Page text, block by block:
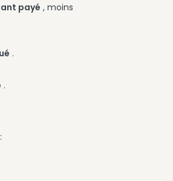
payé , moins
.
.